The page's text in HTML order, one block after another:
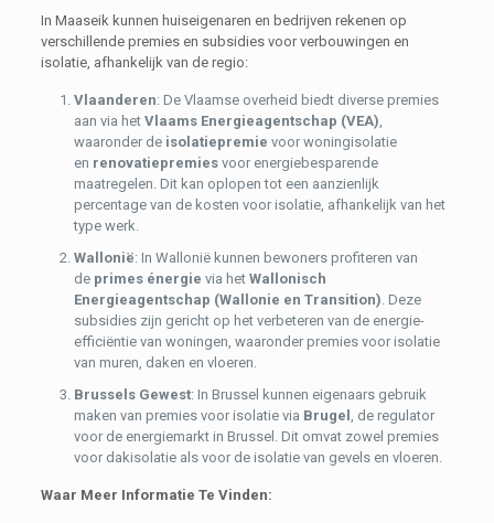
In Maaseik kunnen huiseigenaren en bedrijven rekenen op
verschillende premies en subsidies voor verbouwingen en
isolatie, afhankelijk van de regio:
Vlaanderen: De Vlaamse overheid biedt diverse premies
aan via het Vlaams Energieagentschap (VEA),
waaronder de isolatiepremie voor woningisolatie
en renovatiepremiesvoor energiebesparende
maatregelen. Dit kan oplopen tot een aanzienlijk
percentage van de kosten voor isolatie, afhankelijk van het
type werk.
Wallonië: In Wallonië kunnen bewoners profiteren van
de primes énergie via het Wallonisch
Energieagentschap (Wallonie en Transition). Deze
subsidies zijn gericht op het verbeteren van de energie-
efficiëntie van woningen, waaronder premies voor isolatie
van muren, daken en vloeren.
Brussels Gewest: In Brussel kunnen eigenaars gebruik
maken van premies voor isolatie via Brugel , de regulator
voor de energiemarkt in Brussel. Dit omvat zowel premies
voor dakisolatie als voor de isolatie van gevels en vloeren.
Waar Meer Informatie Te Vinden: